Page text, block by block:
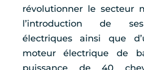
révolutionner le secteur
l’introduction de
électriques ainsi que
moteur électrique de